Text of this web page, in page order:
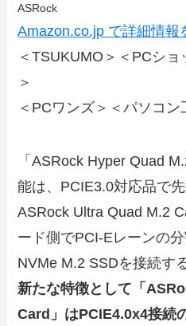
ASRock
Amazon.co.jp で詳細情報
＜TSUKUMO＞＜PCシ
＞
＜PCワンズ＞＜パソコ
「ASRock Hyper Quad
能は、PCIE3.0対応品で
ASRock Ultra Quad M.2
ード側でPCI-Eレーンの
NVMe M.2 SSDを接続す
新たな特徴として「
Card」はPCIE4.0x4接続